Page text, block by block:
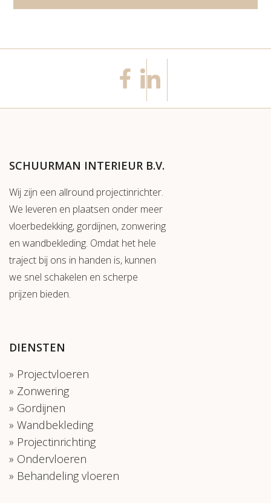
SCHUURMAN INTERIEUR B.V.
Wij zijn een allround projectinrichter.
We leveren en plaatsen onder meer
vloerbedekking, gordijnen, zonwering
en wandbekleding. Omdat het hele
traject bij ons in handen is, kunnen
we snel schakelen en scherpe
prijzen bieden.
DIENSTEN
Projectvloeren
Zonwering
Gordijnen
Wandbekleding
Projectinrichting
Ondervloeren
Behandeling vloeren